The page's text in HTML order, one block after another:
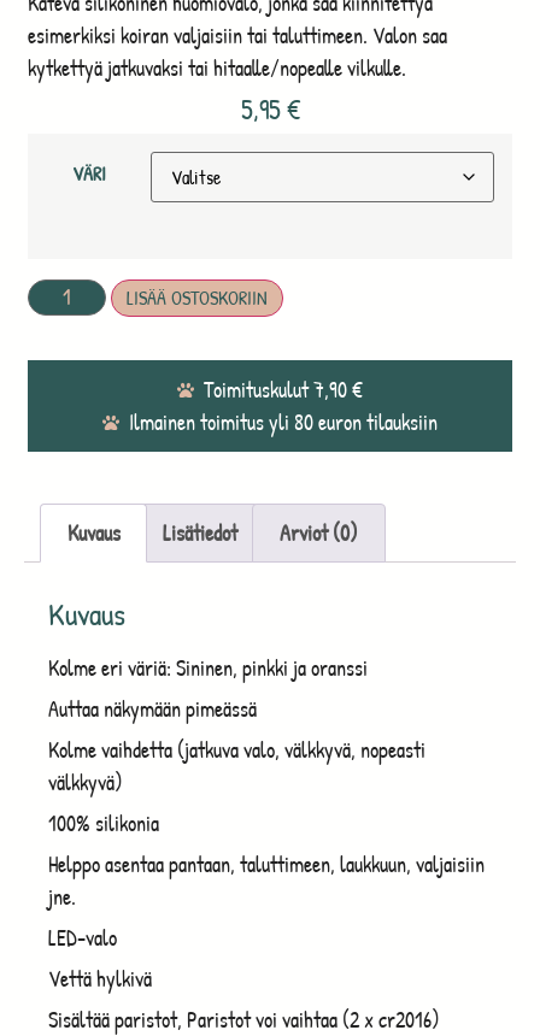
esimerkiksi koiran valjaisiin tai taluttimeen. Valon saa
kytkettyä jatkuvaksi tai hitaalle/nopealle vilkulle.
5,95€
VÄRI
LISÄÄ OSTOSKORIIN
Toimituskulut 7,90 €
Ilmainen toimitus yli 80 euron tilauksiin
Kuvaus Lisätiedot Arviot (0)
Kuvaus
Kolme eri väriä: Sininen, pinkki ja oranssi
Auttaa näkymään pimeässä
Kolme vaihdetta (jatkuva valo, välkkyvä, nopeasti
välkkyvä)
100% silikonia
Helppo asentaa pantaan, taluttimeen, laukkuun, valjaisiin
jne.
LED-valo
Vettä hylkivä
Sisältää paristot, Paristot voi vaihtaa (2 x cr2016)